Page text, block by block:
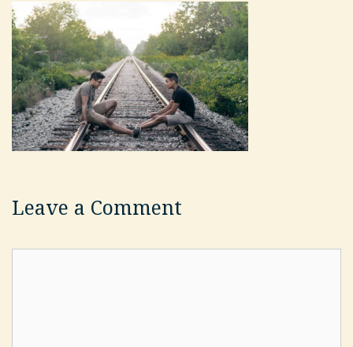
Leave a Comment